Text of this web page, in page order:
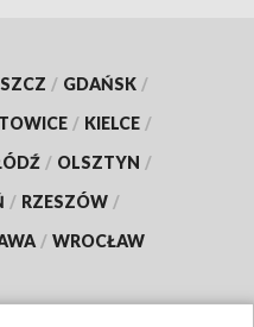
/ GDAŃSK /
/ KIELCE /
/ OLSZTYN /
/ RZESZÓW /
/ WROCŁAW